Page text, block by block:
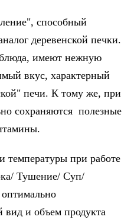
способный
деревенской печки.
имеют нежную
вкус, характерный
печи. К тому же, при
сохраняются полезные
температуры при работе
Тушение/ Суп/
вид и объем продукта